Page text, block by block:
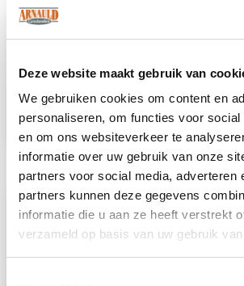
Deze website maakt gebruik van
We gebruiken cookies om content en
personaliseren, om functies voor social
en om ons websiteverkeer te
informatie over uw gebruik van onze
partners voor social media, adverteren
partners kunnen deze gegevens
informatie die u aan ze heeft verstrekt
verzameld op basis van uw gebruik
zoekt?
Neem contact met ons op
op maat.
Omschrijving